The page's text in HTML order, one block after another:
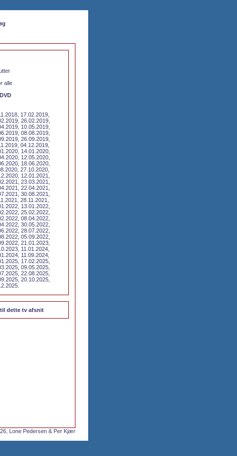
alle
17.02.2019,
26.02.2019,
10.05.2019,
08.08.2019,
26.09.2019,
04.12.2019,
14.01.2020,
12.05.2020,
18.06.2020,
27.10.2020,
12.01.2021,
23.03.2021,
22.04.2021,
30.08.2021,
28.11.2021,
13.01.2022,
25.02.2022,
08.04.2022,
30.05.2022,
28.07.2022,
05.09.2022,
21.01.2023,
11.01.2024,
11.09.2024,
17.02.2025,
09.05.2025,
22.08.2025,
20.10.2025,
dette tv afsnit
Lone Pedersen & Per Kjær